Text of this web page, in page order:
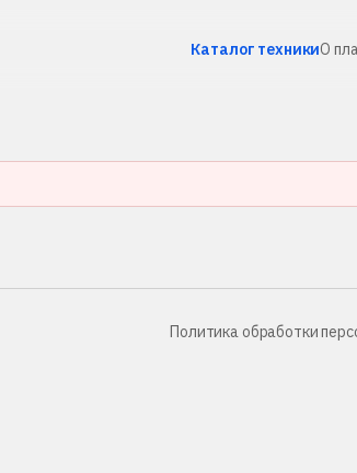
Каталог техникиО
Политика обработки